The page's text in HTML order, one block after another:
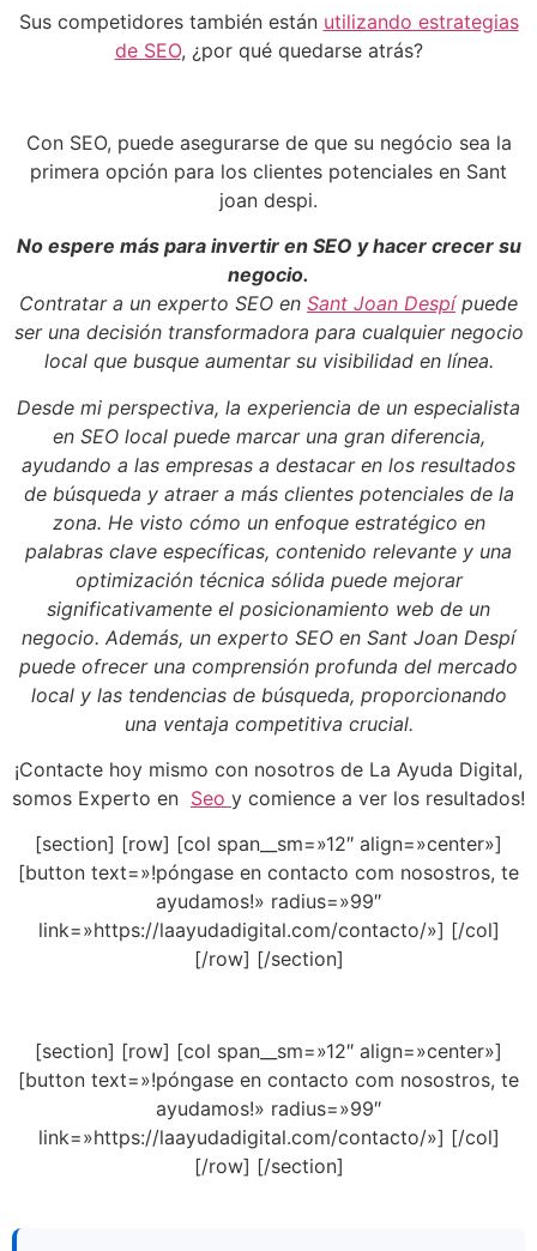
Sus competidores también están utilizando estrategias
de SEO, ¿por qué quedarse atrás?
Con SEO, puede asegurarse de que su negócio sea la
primera opción para los clientes potenciales en Sant
joan despi.
No espere más para invertir en SEO y hacer crecer su
negocio.
Contratar a un experto SEO en Sant Joan Despípuede
ser una decisión transformadora para cualquier negocio
local que busque aumentar su visibilidad en línea.
Desde mi perspectiva, la experiencia de un especialista
en SEO local puede marcar una gran diferencia,
ayudando a las empresas a destacar en los resultados
de búsqueda y atraer a más clientes potenciales de la
zona. He visto cómo un enfoque estratégico en
palabras clave específicas, contenido relevante y una
optimización técnica sólida puede mejorar
significativamente el posicionamiento web de un
negocio. Además, un experto SEO en Sant Joan Despí
puede ofrecer una comprensión profunda del mercado
local y las tendencias de búsqueda, proporcionando
una ventaja competitiva crucial.
¡Contacte hoy mismo con nosotros de La Ayuda Digital,
somos Experto en Seo y comience a ver los resultados!
[section] [row] [col span__sm=»12″ align=»center»]
[button text=»!póngase en contacto com nosostros, te
ayudamos!» radius=»99″
link=»https://laayudadigital.com/contacto/»] [/col]
[/row] [/section]
[section] [row] [col span__sm=»12″ align=»center»]
[button text=»!póngase en contacto com nosostros, te
ayudamos!» radius=»99″
link=»https://laayudadigital.com/contacto/»] [/col]
[/row] [/section]